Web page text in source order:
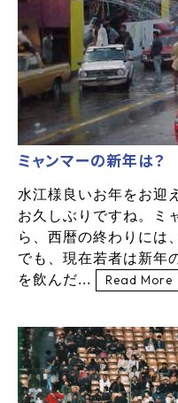
ミャンマーの新年は？
水江様良いお年をお迎
お久しぶりですね。ミ
ら、西暦の終わりには
でも、現在若者は新年
を飲んだ...
Read More